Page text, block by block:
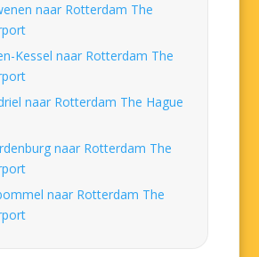
naar Rotterdam The
Kessel naar Rotterdam The
naar Rotterdam The Hague
naar Rotterdam The
naar Rotterdam The